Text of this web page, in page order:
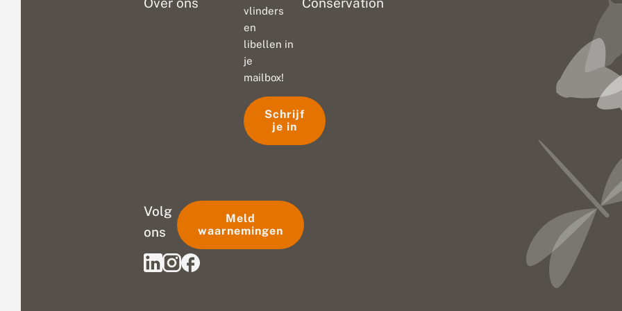
vlinders
en
libellen in
je
mailbox!
Schrijf
je in
Volg
ons
Meld
waarnemingen